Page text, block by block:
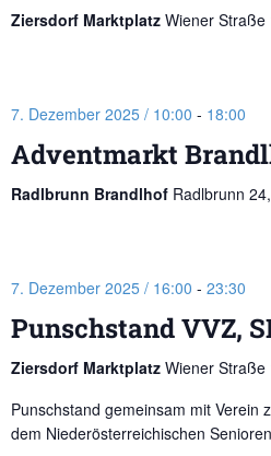
Ziersdorf Marktplatz Wiener Straße
7. Dezember 2025 / 10:00 - 18:00
Adventmarkt
Radlbrunn Brandlhof Radlbrunn
7. Dezember 2025 / 16:00 - 23:30
Punschstand VVZ,
Ziersdorf Marktplatz Wiener Straße
Punschstand gemeinsam mit Verein
dem Niederösterreichischen